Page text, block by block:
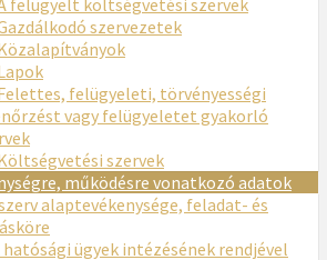
szervezetek
felügyeleti, törvényességi
vagy felügyeletet gyakorló
szervek
működésre vonatkozó adatok
alaptevékenysége, feladat- és
hatósági ügyek intézésének rendjével